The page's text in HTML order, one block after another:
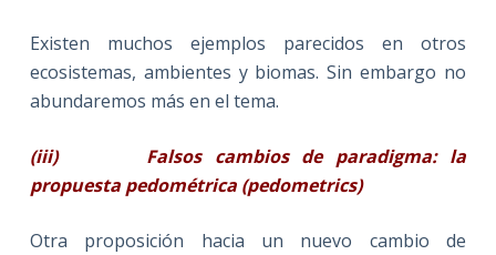
Existen muchos ejemplos parecidos en otros
ecosistemas, ambientes y biomas. Sin embargo no
abundaremos más en el tema.
(iii) Falsos cambios de paradigma: la
propuesta pedométrica (pedometrics)
Otra proposición hacia un nuevo cambio de